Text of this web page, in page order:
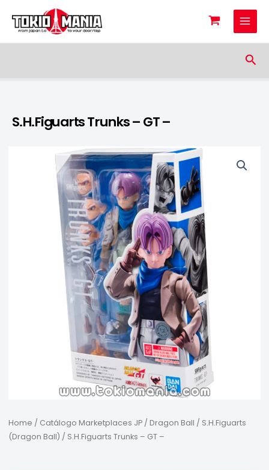
Skip to content
S.H.Figuarts Trunks – GT –
Home / Catálogo Marketplaces JP/ Dragon Ball / S.H.Figuarts
(Dragon Ball) / S.H.Figuarts Trunks – GT –